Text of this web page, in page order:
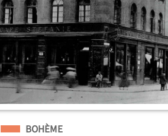
Eingeordnet unter
BOHÈME